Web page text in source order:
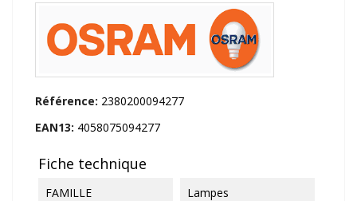
Référence: 2380200094277
EAN13: 4058075094277
Fiche technique
FAMILLE Lampes